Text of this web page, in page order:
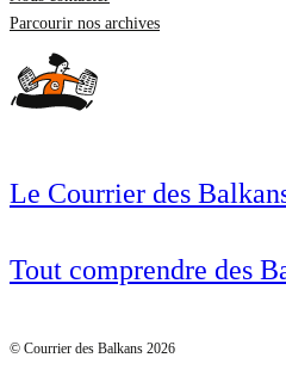
Parcourir nos archives
Le Courrier des
Tout comprendre des
© Courrier des Balkans 2026